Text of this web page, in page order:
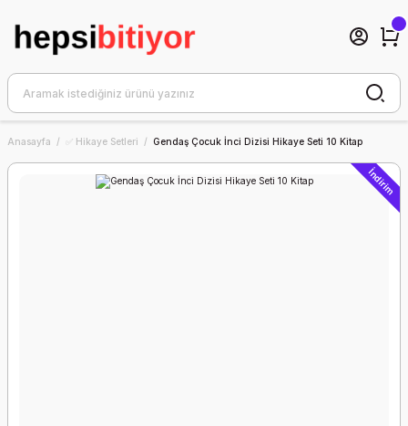
Anasayfa ✅ Hikaye Setleri Gendaş Çocuk İnci Dizisi Hikaye Seti 10 Kitap
İndirim